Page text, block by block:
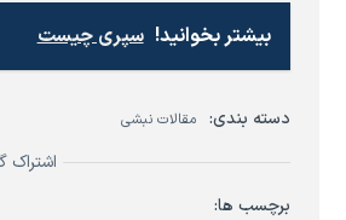
بیشتر بخوانید! سپری چیست
دسته بندی: مقالات نبشی
اشتراک
برچسب ها: